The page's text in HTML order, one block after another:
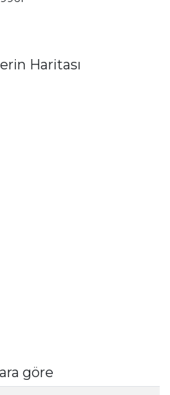
Haritası
göre